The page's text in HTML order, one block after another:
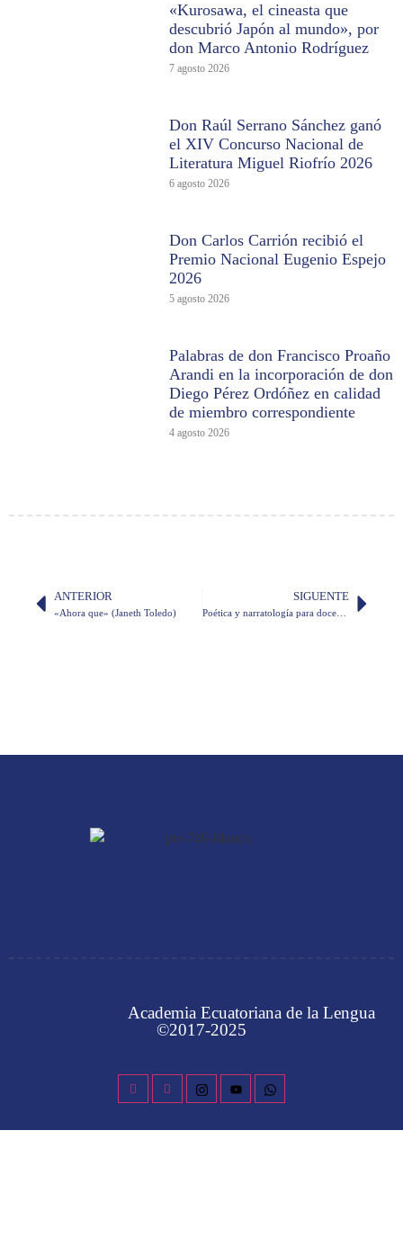
«Kurosawa, el cineasta que
descubrió Japón al mundo», por
don Marco Antonio Rodríguez
7 agosto 2026
Don Raúl Serrano Sánchez ganó
el XIV Concurso Nacional de
Literatura Miguel Riofrío 2026
6 agosto 2026
Don Carlos Carrión recibió el
Premio Nacional Eugenio Espejo
2026
5 agosto 2026
Palabras de don Francisco Proaño
Arandi en la incorporación de don
Diego Pérez Ordóñez en calidad
de miembro correspondiente
4 agosto 2026
ANTERIOR
«Ahora que» (Janeth Toledo)
SIGUENTE
Poética y narratología para docentes, inscripciones abiertas
Academia Ecuatoriana de la Lengua
©2017-2025